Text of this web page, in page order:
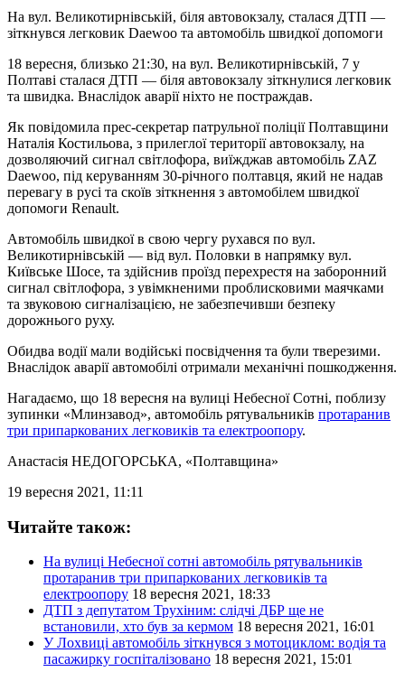
На вул. Великотирнівській, біля автовокзалу, сталася ДТП —
зіткнувся легковик Daewoo та автомобіль швидкої допомоги
18 вересня, близько 21:30, на вул. Великотирнівській, 7 у
Полтаві сталася ДТП — біля автовокзалу зіткнулися легковик
та швидка. Внаслідок аварії ніхто не постраждав.
Як повідомила прес-секретар патрульної поліції Полтавщини
Наталія Костильова, з прилеглої території автовокзалу, на
дозволяючий сигнал світлофора, виїжджав автомобіль ZAZ
Daewoo, під керуванням 30-річного полтавця, який не надав
перевагу в русі та скоїв зіткнення з автомобілем швидкої
допомоги Renault.
Автомобіль швидкої в свою чергу рухався по вул.
Великотирнівській — від вул. Половки в напрямку вул.
Київське Шосе, та здійснив проїзд перехрестя на заборонний
сигнал світлофора, з увімкненими проблисковими маячками
та звуковою сигналізацією, не забезпечивши безпеку
дорожнього руху.
Обидва водії мали водійські посвідчення та були тверезими.
Внаслідок аварії автомобілі отримали механічні пошкодження.
Нагадаємо, що 18 вересня на вулиці Небесної Сотні, поблизу
зупинки «Млинзавод», автомобіль рятувальників протаранив
три припаркованих легковиків та електроопору.
Анастасія НЕДОГОРСЬКА, «Полтавщина»
19 вересня 2021, 11:11
Читайте також:
На вулиці Небесної сотні автомобіль рятувальників
протаранив три припаркованих легковиків та
електроопору 18 вересня 2021, 18:33
ДТП з депутатом Трухіним: слідчі ДБР ще не
встановили, хто був за кермом 18 вересня 2021, 16:01
У Лохвиці автомобіль зіткнувся з мотоциклом: водія та
пасажирку госпіталізовано 18 вересня 2021, 15:01